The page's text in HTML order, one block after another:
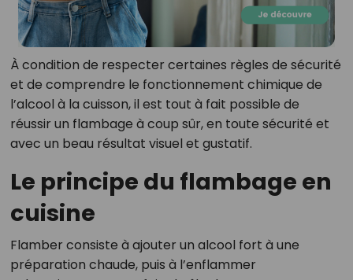
À condition de respecter certaines règles de sécurité
et de comprendre le fonctionnement chimique de
l’alcool à la cuisson, il est tout à fait possible de
réussir un flambage à coup sûr, en toute sécurité et
avec un beau résultat visuel et gustatif.
Le principe du flambage en
cuisine
Flamber consiste à ajouter un alcool fort à une
préparation chaude, puis à l’enflammer